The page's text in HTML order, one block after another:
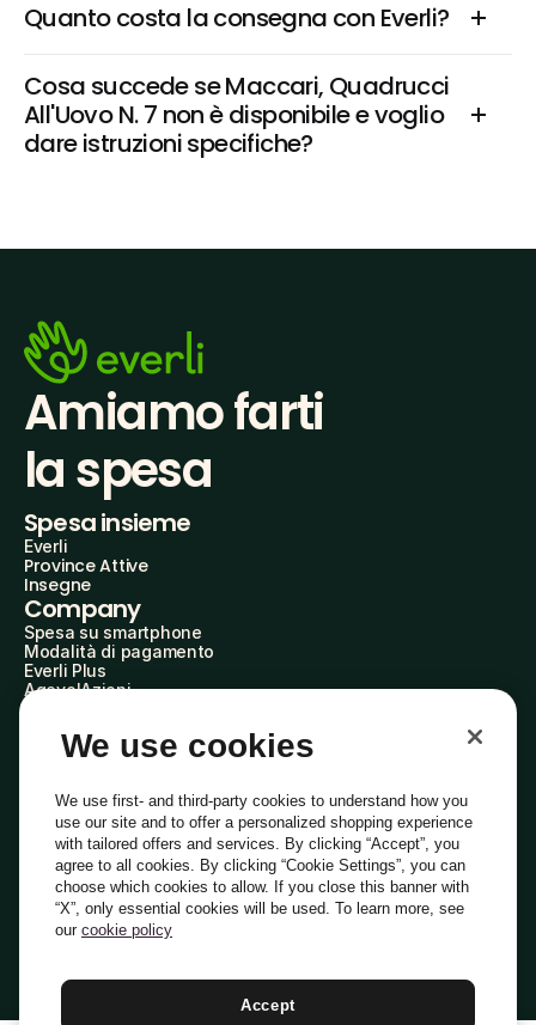
Quanto costa la consegna con Everli?
Cosa succede se Maccari, Quadrucci
All'Uovo N. 7 non è disponibile e voglio
dare istruzioni specifiche?
Amiamo farti
la spesa
Spesa insieme
Everli
Province Attive
Insegne
Company
Spesa su smartphone
Modalità di pagamento
Everli Plus
AgevolAzioni
Everli Shoppers
Scopri chi siamo
Domande frequenti
Lavora con noi
Diventa Shopper
Investitori
PrivacyCookiePreferenze Cookie
Termini e Condizioni
Italiano
We use cookies
We use first- and third-party cookies to understand how you
use our site and to offer a personalized shopping experience
with tailored offers and services. By clicking “Accept”, you
agree to all cookies. By clicking “Cookie Settings”, you can
choose which cookies to allow. If you close this banner with
“X”, only essential cookies will be used. To learn more, see
our cookie policy
Accept